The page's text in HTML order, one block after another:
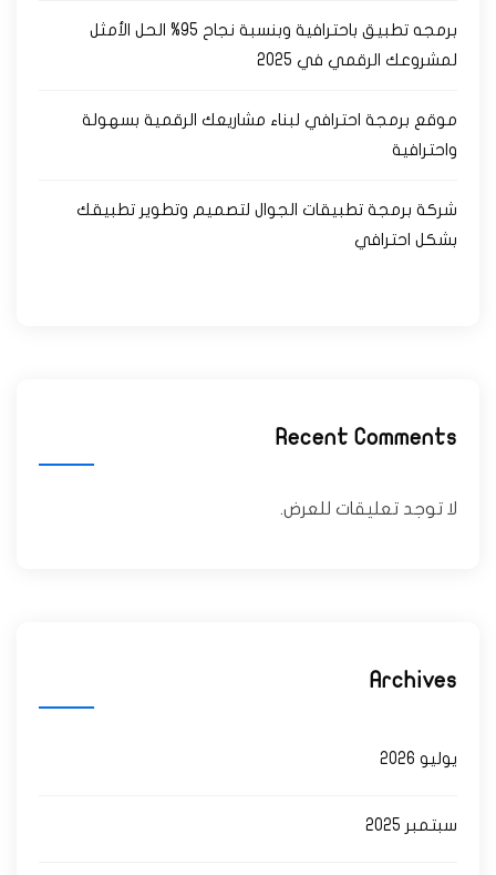
برمجه تطبيق باحترافية وبنسبة نجاح 95% الحل الأمثل
لمشروعك الرقمي في 2025
موقع برمجة احترافي لبناء مشاريعك الرقمية بسهولة
واحترافية
شركة برمجة تطبيقات الجوال لتصميم وتطوير تطبيقك
بشكل احترافي
Recent Comments
لا توجد تعليقات للعرض.
Archives
يوليو 2026
سبتمبر 2025